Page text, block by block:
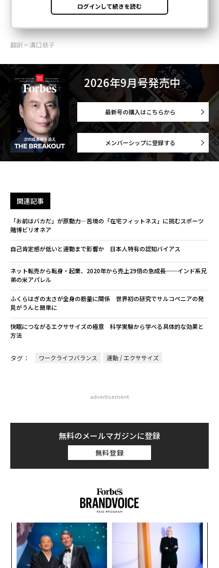
翻訳＝溝口慈子
2026年9月号発売中
最新号の購入はこちらから
メンバーシップに登録する
関連記事
「お前はバカだ」が原動力―苦境の「在宅フィットネス」に挑むスポーツ
賭博ビリオネア
自己肯定感が低いと運動まで影響か 日本人特有の認知バイアス
ネット転売から転身・起業、2020年から売上29倍の急成長──インド系兄
弟の米アパレル
ふくらはぎの太さが全身の筋量に関係 世界初の研究でサルコペニアの発
見がうんと簡単に
快眠につながるエクササイズの極意 科学実験から学べる具体的な効果と
方法
タグ： ワークライフバランス 運動 / エクササイズ
advertisement
無料のメールマガジンに登録
無料登録